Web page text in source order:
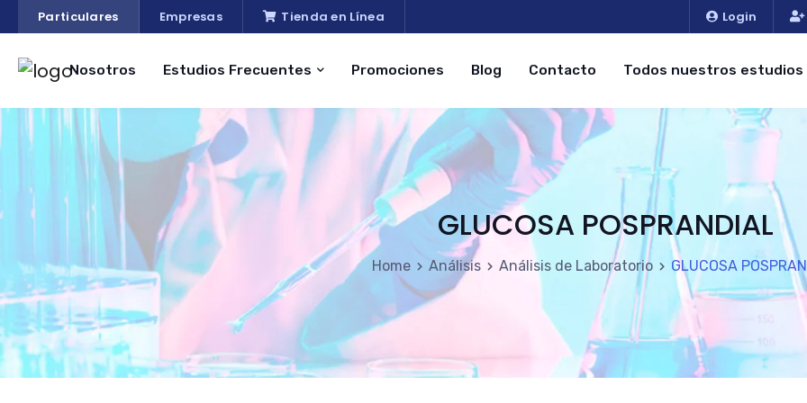
Particulares Empresas Tienda en Línea Login
Nosotros Estudios Frecuentes Promociones Blog Contacto Todos nuestros estudios
GLUCOSA POSPRANDIAL
Home Análisis Análisis de Laboratorio GLUCOSA